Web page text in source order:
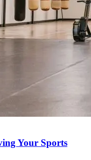
Your Sports